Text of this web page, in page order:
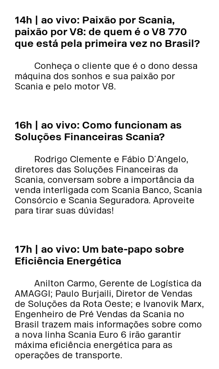
14h | ao vivo: Paixão por Scania,
paixão por V8: de quem é o V8 770
que está pela primeira vez no Brasil?
Conheça o cliente que é o dono dessa
máquina dos sonhos e sua paixão por
Scania e pelo motor V8.
16h | ao vivo: Como funcionam as
Soluções Financeiras Scania?
Rodrigo Clemente e Fábio D´Angelo,
diretores das Soluções Financeiras da
Scania, conversam sobre a importância da
venda interligada com Scania Banco, Scania
Consórcio e Scania Seguradora. Aproveite
para tirar suas dúvidas!
17h | ao vivo: Um bate-papo sobre
Eficiência Energética
Anilton Carmo, Gerente de Logística da
AMAGGI; Paulo Burjaili, Diretor de Vendas
de Soluções da Rota Oeste; e Ivanovik Marx,
Engenheiro de Pré Vendas da Scania no
Brasil trazem mais informações sobre como
a nova linha Scania Euro 6 irão garantir
máxima eficiência energética para as
operações de transporte.